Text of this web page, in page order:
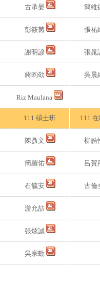
古承晏 簡維
彭筱茵 張祐
謝明諺 張晁
蔣昀劭 吳晨
Riz Maulana
111 碩士班 111
陳彥文 柳皓
簡羅佑 呂賀
石毓安 古倫
游允喆
張炫誠
吳宗勳